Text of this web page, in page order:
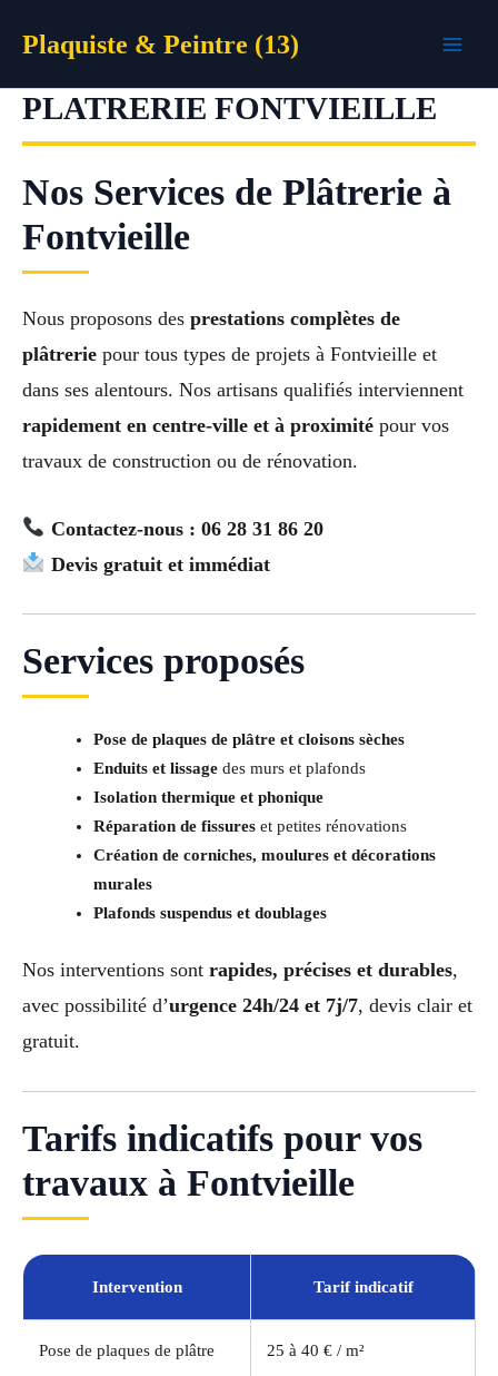
Plaquiste & Peintre (13)
PLATRERIE FONTVIEILLE
Nos Services de Plâtrerie à
Fontvieille
Nous proposons des prestations complètes de
plâtrerie pour tous types de projets à Fontvieille et
dans ses alentours. Nos artisans qualifiés interviennent
rapidement en centre-ville et à proximité pour vos
travaux de construction ou de rénovation.
Contactez-nous : 06 28 31 86 20
Devis gratuit et immédiat
Services proposés
Pose de plaques de plâtre et cloisons sèches
Enduits et lissagedes murs et plafonds
Isolation thermique et phonique
Réparation de fissureset petites rénovations
Création de corniches, moulures et décorations
murales
Plafonds suspendus et doublages
Nos interventions sont rapides, précises et durables,
avec possibilité d’urgence 24h/24 et 7j/7, devis clair et
gratuit.
Tarifs indicatifs pour vos
travaux à Fontvieille
Intervention Tarif indicatif
Pose de plaques de plâtre 25 à 40 € / m²